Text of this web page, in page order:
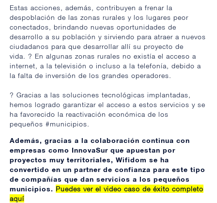
Estas acciones, además, contribuyen a frenar la
despoblación de las zonas rurales y los lugares peor
conectados, brindando nuevas oportunidades de
desarrollo a su población y sirviendo para atraer a nuevos
ciudadanos para que desarrollar allí su proyecto de
vida. ? En algunas zonas rurales no existía el acceso a
internet, a la televisión o incluso a la telefonía, debido a
la falta de inversión de los grandes operadores.
? Gracias a las soluciones tecnológicas implantadas,
hemos logrado garantizar el acceso a estos servicios y se
ha favorecido la reactivación económica de los
pequeños #municipios.
Además, gracias a la colaboración continua con
empresas como InnovaSur que apuestan por
proyectos muy territoriales, Wifidom se ha
convertido en un partner de confianza para este tipo
de compañías que dan servicios a los pequeños
municipios. Puedes ver el video caso de éxito completo
aquí